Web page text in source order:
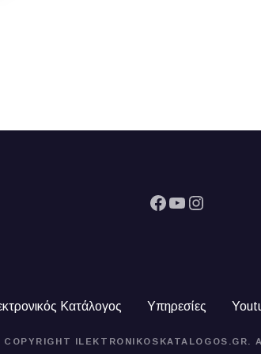
Facebook YouTube Instagram
Κατάλογος Υπηρεσίες
COPYRIGHT ILEKTRONIKOSKATALOGOS.GR.